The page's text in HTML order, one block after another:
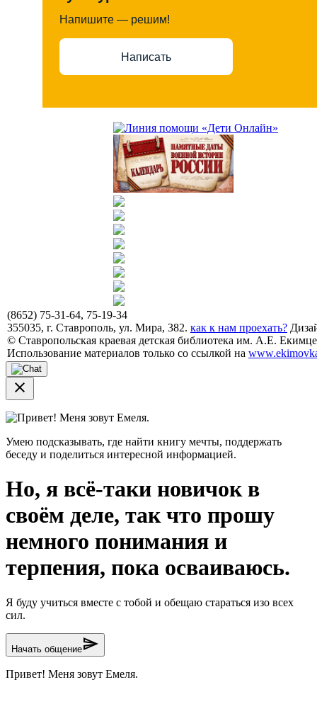
Напишите — решим!
Написать
(8652) 75-31-64, 75-19-34
355035, г. Ставрополь, ул. Мира, 382. как к нам проехать?
© Ставропольская краевая детская библиотека им. А.Е.
Использование материалов только со ссылкой на
close
Привет! Меня зовут Емеля.
Умею подсказывать, где найти книгу мечты, поддержать
беседу и поделиться интересной информацией.
Но, я всё-таки новичок в
своём деле, так что прошу
немного понимания и
терпения, пока осваиваюсь.
Я буду учиться вместе с тобой и обещаю стараться изо всех
сил.
Начать общениеsend
Привет! Меня зовут Емеля.